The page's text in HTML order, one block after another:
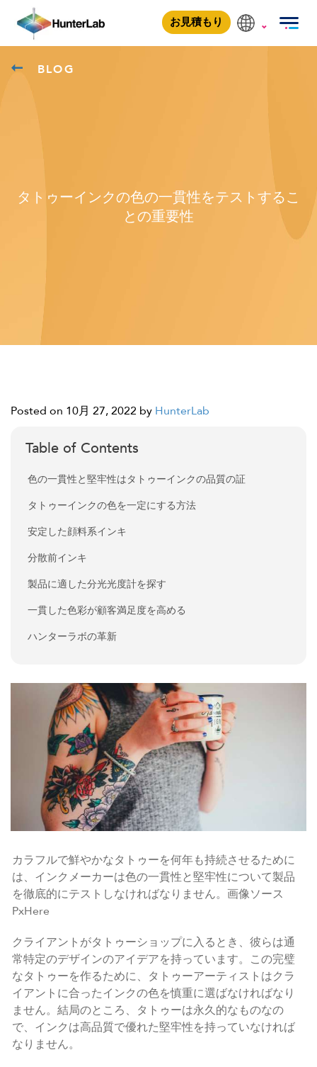
お見積もり
BLOG
タトゥーインクの色の一貫性をテストするこ
との重要性
Posted on 10月 27, 2022 by HunterLab
Table of Contents
色の一貫性と堅牢性はタトゥーインクの品質の証
タトゥーインクの色を一定にする方法
安定した顔料系インキ
分散前インキ
製品に適した分光光度計を探す
一貫した色彩が顧客満足度を高める
ハンターラボの革新
カラフルで鮮やかなタトゥーを何年も持続させるために
は、インクメーカーは色の一貫性と堅牢性について製品
を徹底的にテストしなければなりません。画像ソース
PxHere
クライアントがタトゥーショップに入るとき、彼らは通
常特定のデザインのアイデアを持っています。この完璧
なタトゥーを作るために、タトゥーアーティストはクラ
イアントに合ったインクの色を慎重に選ばなければなり
ません。結局のところ、タトゥーは永久的なものなの
で、インクは高品質で優れた堅牢性を持っていなければ
なりません。